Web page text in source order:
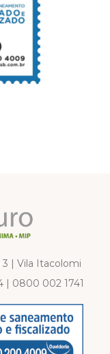
3 | Vila Itacolomi
| 0800 002 1741